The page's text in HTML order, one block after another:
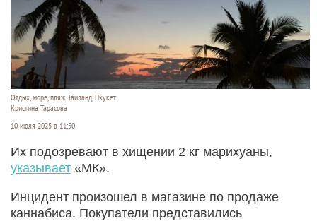
Отдых, море, пляж. Таиланд, Пхукет.
Кристина Тарасова
10 июля 2025 в 11:50
Их подозревают в хищении 2 кг марихуаны,
указывает «МК».
Инцидент произошел в магазине по продаже
каннабиса. Покупатели представились